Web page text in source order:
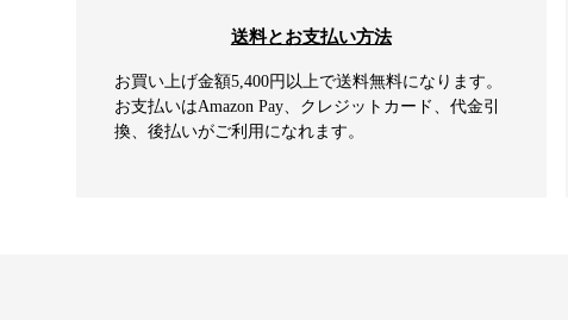
送料とお支払い方法
お買い上げ金額5,400円以上で送料無料になります。
お支払いはAmazon Pay、クレジットカード、代金引
換、後払いがご利用になれます。